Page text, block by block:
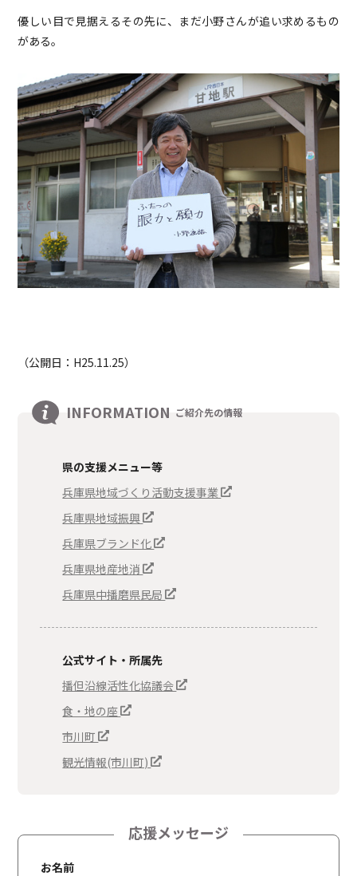
優しい目で見据えるその先に、まだ小野さんが追い求めるもの
がある。
（公開日：H25.11.25）
INFORMATION ご紹介先の情報
県の支援メニュー等
兵庫県地域づくり活動支援事業
兵庫県地域振興
兵庫県ブランド化
兵庫県地産地消
兵庫県中播磨県民局
公式サイト・所属先
播但沿線活性化協議会
食・地の座
市川町
観光情報(市川町)
応援メッセージ
お名前